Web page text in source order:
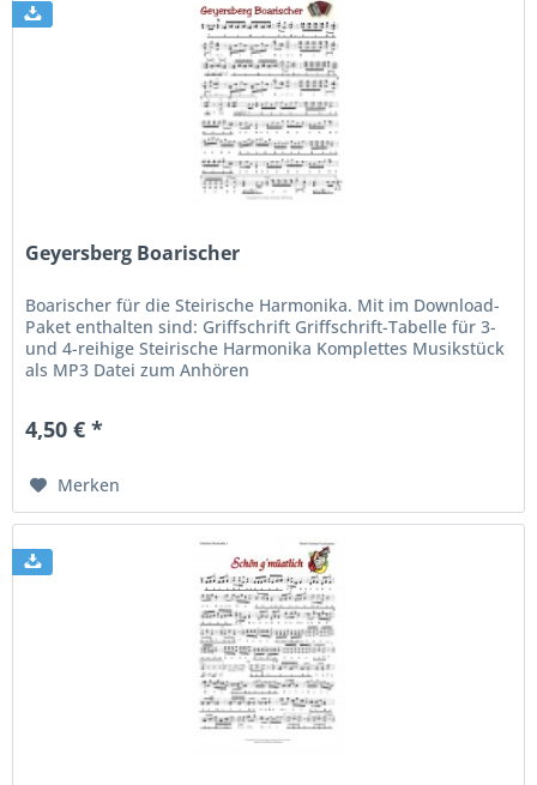
Geyersberg Boarischer
Boarischer für die Steirische Harmonika. Mit im Download-
Paket enthalten sind: Griffschrift Griffschrift-Tabelle für 3-
und 4-reihige Steirische Harmonika Komplettes Musikstück
als MP3 Datei zum Anhören
4,50 € *
Merken